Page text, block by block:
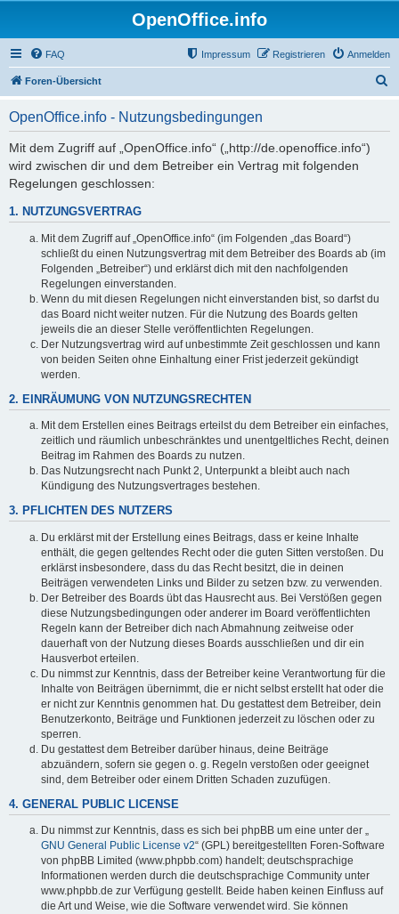
OpenOffice.info
FAQ Anmelden
Registrieren
Impressum
Foren-Übersicht
OpenOffice.info - Nutzungsbedingungen
Mit dem Zugriff auf „OpenOffice.info“ („http://de.openoffice.info“)
wird zwischen dir und dem Betreiber ein Vertrag mit folgenden
Regelungen geschlossen:
1. NUTZUNGSVERTRAG
Mit dem Zugriff auf „OpenOffice.info“ (im Folgenden „das Board“)
schließt du einen Nutzungsvertrag mit dem Betreiber des Boards ab (im
Folgenden „Betreiber“) und erklärst dich mit den nachfolgenden
Regelungen einverstanden.
Wenn du mit diesen Regelungen nicht einverstanden bist, so darfst du
das Board nicht weiter nutzen. Für die Nutzung des Boards gelten
jeweils die an dieser Stelle veröffentlichten Regelungen.
Der Nutzungsvertrag wird auf unbestimmte Zeit geschlossen und kann
von beiden Seiten ohne Einhaltung einer Frist jederzeit gekündigt
werden.
2. EINRÄUMUNG VON NUTZUNGSRECHTEN
Mit dem Erstellen eines Beitrags erteilst du dem Betreiber ein einfaches,
zeitlich und räumlich unbeschränktes und unentgeltliches Recht, deinen
Beitrag im Rahmen des Boards zu nutzen.
Das Nutzungsrecht nach Punkt 2, Unterpunkt a bleibt auch nach
Kündigung des Nutzungsvertrages bestehen.
3. PFLICHTEN DES NUTZERS
Du erklärst mit der Erstellung eines Beitrags, dass er keine Inhalte
enthält, die gegen geltendes Recht oder die guten Sitten verstoßen. Du
erklärst insbesondere, dass du das Recht besitzt, die in deinen
Beiträgen verwendeten Links und Bilder zu setzen bzw. zu verwenden.
Der Betreiber des Boards übt das Hausrecht aus. Bei Verstößen gegen
diese Nutzungsbedingungen oder anderer im Board veröffentlichten
Regeln kann der Betreiber dich nach Abmahnung zeitweise oder
dauerhaft von der Nutzung dieses Boards ausschließen und dir ein
Hausverbot erteilen.
Du nimmst zur Kenntnis, dass der Betreiber keine Verantwortung für die
Inhalte von Beiträgen übernimmt, die er nicht selbst erstellt hat oder die
er nicht zur Kenntnis genommen hat. Du gestattest dem Betreiber, dein
Benutzerkonto, Beiträge und Funktionen jederzeit zu löschen oder zu
sperren.
Du gestattest dem Betreiber darüber hinaus, deine Beiträge
abzuändern, sofern sie gegen o. g. Regeln verstoßen oder geeignet
sind, dem Betreiber oder einem Dritten Schaden zuzufügen.
4. GENERAL PUBLIC LICENSE
Du nimmst zur Kenntnis, dass es sich bei phpBB um eine unter der „
GNU General Public License v2“ (GPL) bereitgestellten Foren-Software
von phpBB Limited (www.phpbb.com) handelt; deutschsprachige
Informationen werden durch die deutschsprachige Community unter
www.phpbb.de zur Verfügung gestellt. Beide haben keinen Einfluss auf
die Art und Weise, wie die Software verwendet wird. Sie können